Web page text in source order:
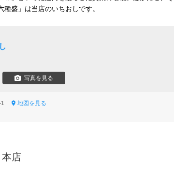
盛」は当店のいちおしです。
写真を見る
1
地図を見る
店